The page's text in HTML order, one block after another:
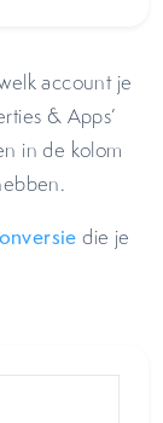
account je
& Apps’
in de kolom
die je